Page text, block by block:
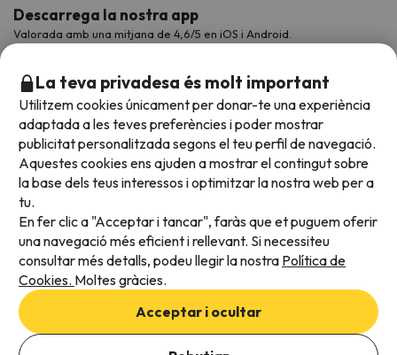
Afegeix les dates per comprovar la disponibilitat
Descarrega la nostra app
Valorada amb una mitjana de 4,6/5 en iOS i Android.
Acceptem
Condicions generals
Privadesa de dades
Política de cookies
La teva privadesa és molt important
Utilitzem cookies únicament per donar-te una experiència
adaptada a les teves preferències i poder mostrar
publicitat personalitzada segons el teu perfil de navegació.
Aquestes cookies ens ajuden a mostrar el contingut sobre
la base dels teus interessos i optimitzar la nostra web per a
tu.
En fer clic a "Acceptar i tancar", faràs que et puguem oferir
una navegació més eficient i rellevant. Si necessiteu
consultar més detalls, podeu llegir la nostra Política de
Cookies. Moltes gràcies.
Acceptar i ocultar